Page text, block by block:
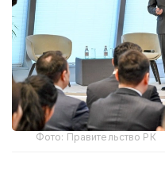
Фото: Правительство РК